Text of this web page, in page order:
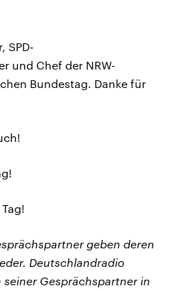
SPD-
und Chef der NRW-
Bundestag. Danke für
geben deren
Deutschlandradio
Gesprächspartner in